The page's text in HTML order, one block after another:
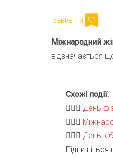
Міжнародний
відзначається
Схожі події:
🏌🏻‍♀️ День
🏌🏻‍♀️
🏌🏻‍♀️ День
Підпишіться